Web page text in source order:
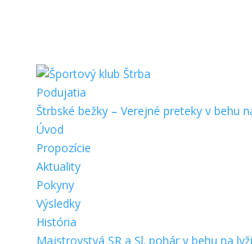
Podujatia
Štrbské bežky – Verejné preteky v behu
Úvod
Propozície
Aktuality
Pokyny
Výsledky
História
Majstrovstvá SR a Sl. pohár v behu na